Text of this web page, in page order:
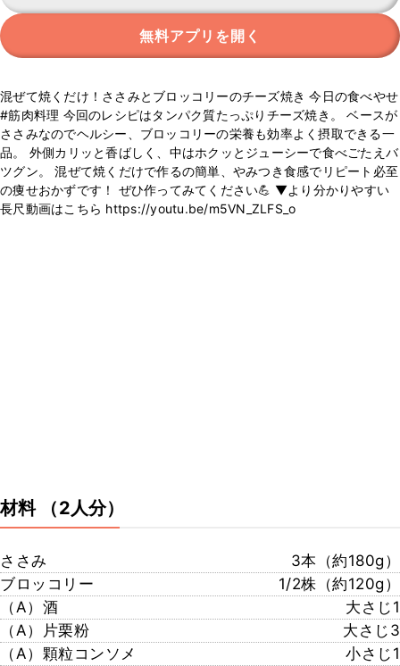
無料アプリを開く
混ぜて焼くだけ！ささみとブロッコリーのチーズ焼き 今日の食べやせ
#筋肉料理 今回のレシピはタンパク質たっぷりチーズ焼き。 ベースが
ささみなのでヘルシー、ブロッコリーの栄養も効率よく摂取できる一
品。 外側カリッと香ばしく、中はホクッとジューシーで食べごたえバ
ツグン。 混ぜて焼くだけで作るの簡単、やみつき食感でリピート必至
の痩せおかずです！ ぜひ作ってみてください💪 ▼より分かりやすい
長尺動画はこちら https://youtu.be/m5VN_ZLFS_o
材料 （2人分）
ささみ
3本（約180g）
ブロッコリー
1/2株（約120g）
（A）酒
大さじ1
（A）片栗粉
大さじ3
（A）顆粒コンソメ
小さじ1